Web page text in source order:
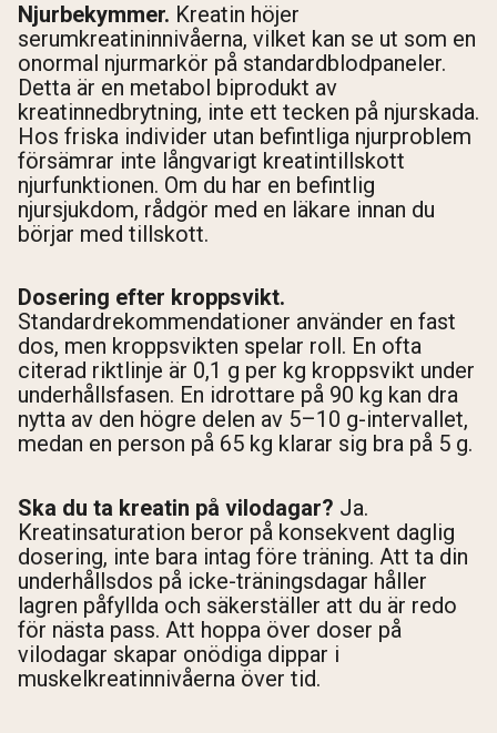
Njurbekymmer. Kreatin höjer
serumkreatininnivåerna, vilket kan se ut som en
onormal njurmarkör på standardblodpaneler.
Detta är en metabol biprodukt av
kreatinnedbrytning, inte ett tecken på njurskada.
Hos friska individer utan befintliga njurproblem
försämrar inte långvarigt kreatintillskott
njurfunktionen. Om du har en befintlig
njursjukdom, rådgör med en läkare innan du
börjar med tillskott.
Dosering efter kroppsvikt.
Standardrekommendationer använder en fast
dos, men kroppsvikten spelar roll. En ofta
citerad riktlinje är 0,1 g per kg kroppsvikt under
underhållsfasen. En idrottare på 90 kg kan dra
nytta av den högre delen av 5–10 g-intervallet,
medan en person på 65 kg klarar sig bra på 5 g.
Ska du ta kreatin på vilodagar? Ja.
Kreatinsaturation beror på konsekvent daglig
dosering, inte bara intag före träning. Att ta din
underhållsdos på icke-träningsdagar håller
lagren påfyllda och säkerställer att du är redo
för nästa pass. Att hoppa över doser på
vilodagar skapar onödiga dippar i
muskelkreatinnivåerna över tid.